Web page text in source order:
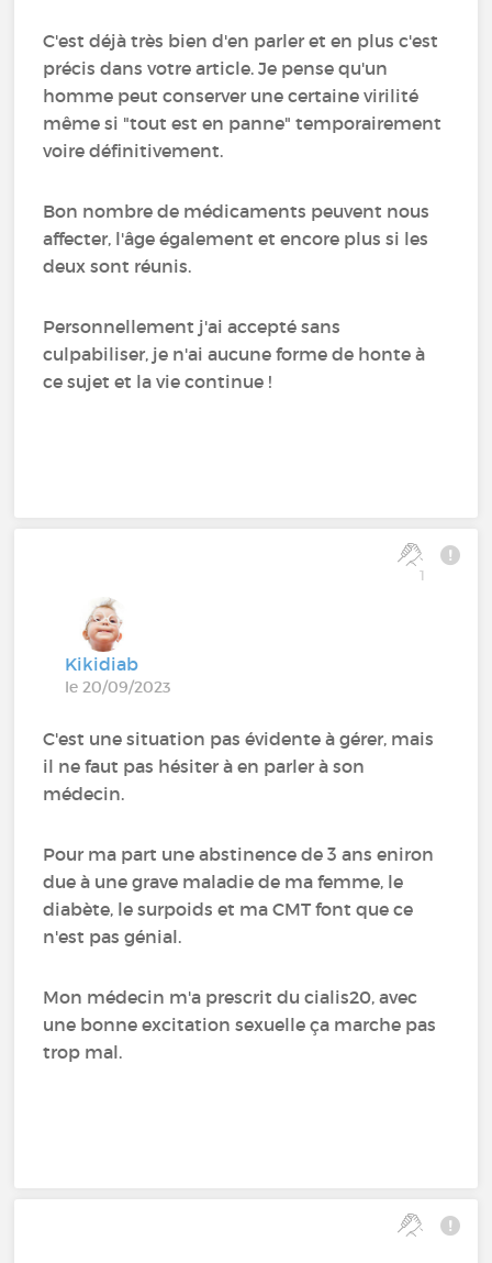
C'est déjà très bien d'en parler et en plus c'est
précis dans votre article. Je pense qu'un
homme peut conserver une certaine virilité
même si "tout est en panne" temporairement
voire définitivement.
Bon nombre de médicaments peuvent nous
affecter, l'âge également et encore plus si les
deux sont réunis.
Personnellement j'ai accepté sans
culpabiliser, je n'ai aucune forme de honte à
ce sujet et la vie continue !
1
Kikidiab
le 20/09/2023
C'est une situation pas évidente à gérer, mais
il ne faut pas hésiter à en parler à son
médecin.
Pour ma part une abstinence de 3 ans eniron
due à une grave maladie de ma femme, le
diabète, le surpoids et ma CMT font que ce
n'est pas génial.
Mon médecin m'a prescrit du cialis20, avec
une bonne excitation sexuelle ça marche pas
trop mal.